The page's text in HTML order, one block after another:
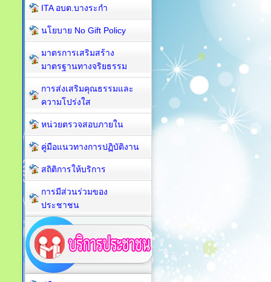
ITA อบต.บางระกำ
นโยบาย No Gift Policy
มาตรการเสริมสร้าง
มาตรฐานทางจริยธรรม
การส่งเสริมคุณธรรมและ
ความโปร่งใส
หน่วยตรวจสอบภายใน
คู่มือแนวทางการปฏิบัติงาน
สถิติการให้บริการ
การมีส่วนร่วมของ
ประชาชน